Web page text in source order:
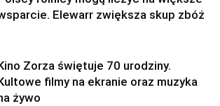
Elewarr zwiększa skup zbóż
Zorza świętuje 70 urodziny.
filmy na ekranie oraz muzyka
żywo